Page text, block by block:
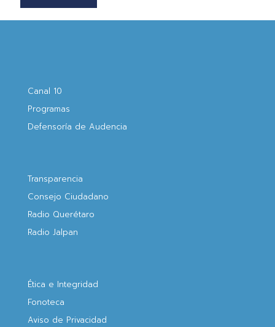
Canal 10
Programas
Defensoría de Audencia
Transparencia
Consejo Ciudadano
Radio Querétaro
Radio Jalpan
Ética e Integridad
Fonoteca
Aviso de Privacidad